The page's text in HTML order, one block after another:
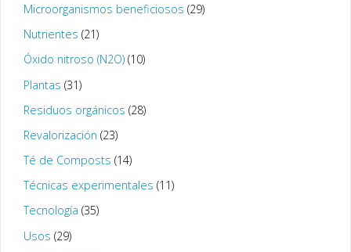
Microorganismos beneficiosos (29)
Nutrientes (21)
Óxido nitroso (N2O)(10)
Plantas (31)
Residuos orgánicos (28)
Revalorización (23)
Té de Composts (14)
Técnicas experimentales (11)
Tecnología (35)
Usos (29)